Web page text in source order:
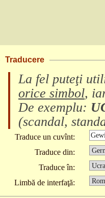
Traducere
La fel puteţi
orice simbol,
De exemplu:
(scandal,
Traduce un cuvînt:
Traduce din:
Traduce în:
Limbă de interfaţă: